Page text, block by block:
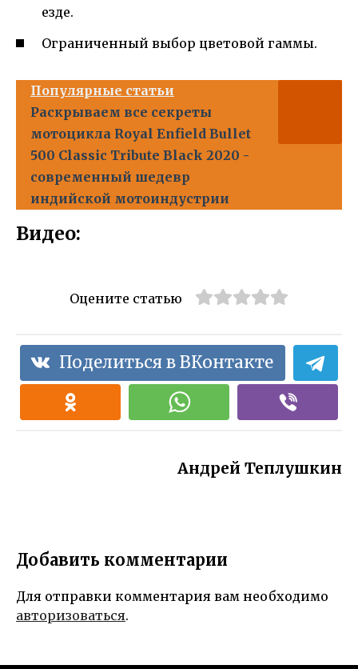
езде.
Ограниченный выбор цветовой гаммы.
Популярные статьи
Раскрываем все секреты
мотоцикла Royal Enfield Bullet
500 Classic Tribute Black 2020 -
современный шедевр
индийской мотоиндустрии
Видео:
Оцените статью
Поделиться в ВКонтакте
Андрей Теплушкин
Добавить комментарии
Для отправки комментария вам необходимо
авторизоваться.